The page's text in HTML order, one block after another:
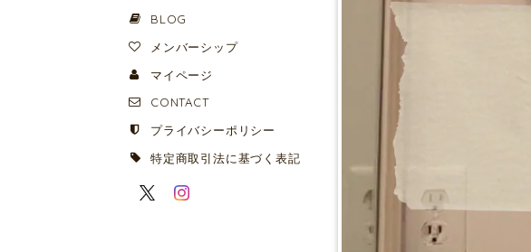
BLOG
メンバーシップ
マイページ
CONTACT
プライバシーポリシー
特定商取引法に基づく表記